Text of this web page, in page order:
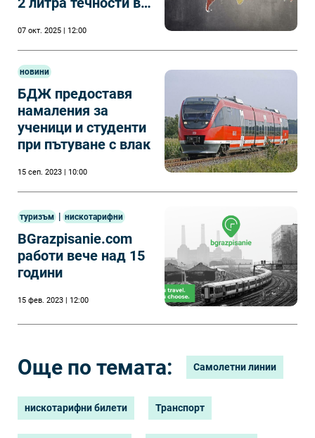
07 окт. 2025 | 12:00
новини
БДЖ предоставя
намаления за
ученици и студенти
при пътуване с влак
15 сеп. 2023 | 10:00
туризъм | нискотарифни
BGrazpisanie.com
работи вече над 15
години
15 фев. 2023 | 12:00
Още по темата: Самолетни линии
нискотарифни билети Транспорт